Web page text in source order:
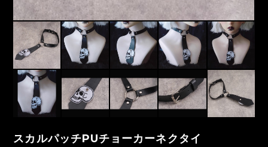
スカルパッチPUチョーカーネクタイ